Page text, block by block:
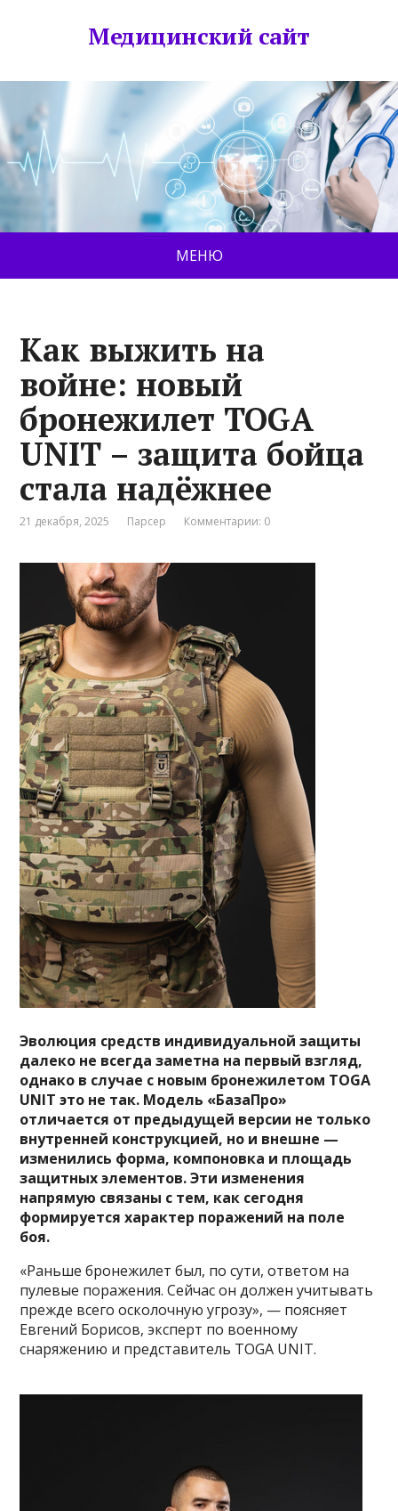
Медицинский сайт
МЕНЮ
Как выжить на
войне: новый
бронежилет TOGA
UNIT – защита бойца
стала надёжнее
21 декабря, 2025 Парсер Комментарии: 0
Эволюция средств индивидуальной защиты
далеко не всегда заметна на первый взгляд,
однако в случае с новым бронежилетом TOGA
UNIT это не так. Модель «БазаПро»
отличается от предыдущей версии не только
внутренней конструкцией, но и внешне —
изменились форма, компоновка и площадь
защитных элементов. Эти изменения
напрямую связаны с тем, как сегодня
формируется характер поражений на поле
боя.
«Раньше бронежилет был, по сути, ответом на
пулевые поражения. Сейчас он должен учитывать
прежде всего осколочную угрозу», — поясняет
Евгений Борисов, эксперт по военному
снаряжению и представитель TOGA UNIT.